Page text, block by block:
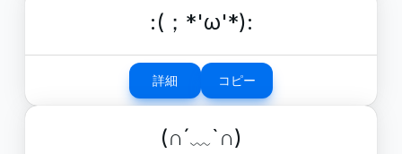
:(；*'ω'*):
詳細 コピー
(∩´﹏`∩)